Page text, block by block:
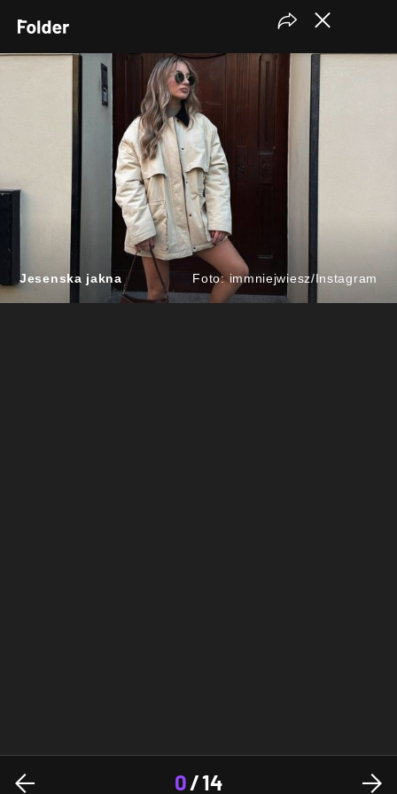
Jesenska jakna Foto: immniejwiesz/Instagram
0/14